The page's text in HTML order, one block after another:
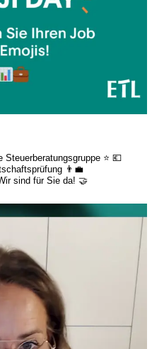
Steuerberatungsgruppe ⭐ 💶
👨‍💼
sind für Sie da! 🤝